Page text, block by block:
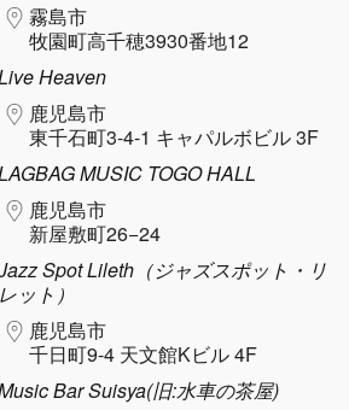
霧島市
牧園町高千穂3930番地12
Heaven
鹿児島市
東千石町3-4-1 キャパルボビル 3F
MUSIC TOGO HALL
鹿児島市
新屋敷町26−24
Spot Lileth（ジャズスポット・リ
レット）
鹿児島市
千日町9-4 天文館Kビル 4F
Bar Suisya(旧:水車の茶屋)